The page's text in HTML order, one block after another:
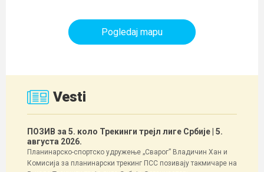
Pogledaj mapu
Vesti
ПОЗИВ за 5. коло Трекинги трејл лиге Србије| 5.
августа 2026.
Планинарско-спортско удружење „Сварог” Владичин Хан и
Комисија за планинарски трекинг ПСС позивају такмичаре на